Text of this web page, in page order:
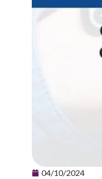
04/10/2024